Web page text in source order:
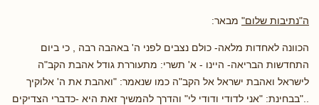
ה"נתיבות שלום" מבאר:
הכוונה לאחדות מלאה- כולם נצבים לפני ה' באהבה רבה , כי ביום
התחדשות הבריאה- היינו - א' תשרי: מתעוררת גודל אהבת הקב"ה
לישראל ואהבת ישראל אל הקב"ה כמו שנאמר: "ואהבת את ה' אלוקיך
.."בבחינת: "אני לדודי ודודי לי" והדרך להמשיך זאת היא -כדברי הצדיקים